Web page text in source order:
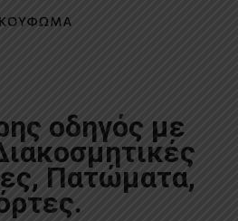
οδηγός με
Πατώματα,